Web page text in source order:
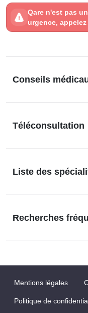
Qare n'est pas
urgence,
Conseils
Téléconsultation
Liste des
Recherches
Mentions légales
Politique de